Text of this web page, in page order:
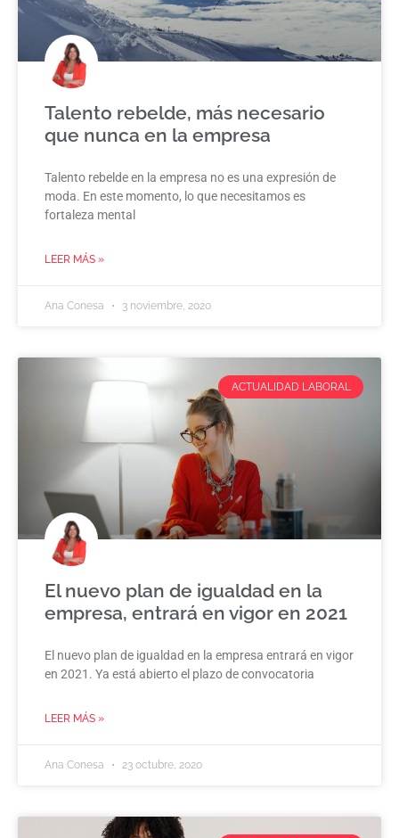
Talento rebelde, más necesario
que nunca en la empresa
Talento rebelde en la empresa no es una expresión de
moda. En este momento, lo que necesitamos es
fortaleza mental
LEER MÁS »
Ana Conesa 3 noviembre, 2020
ACTUALIDAD LABORAL
El nuevo plan de igualdad en la
empresa, entrará en vigor en 2021
El nuevo plan de igualdad en la empresa entrará en vigor
en 2021. Ya está abierto el plazo de convocatoria
LEER MÁS »
Ana Conesa 23 octubre, 2020